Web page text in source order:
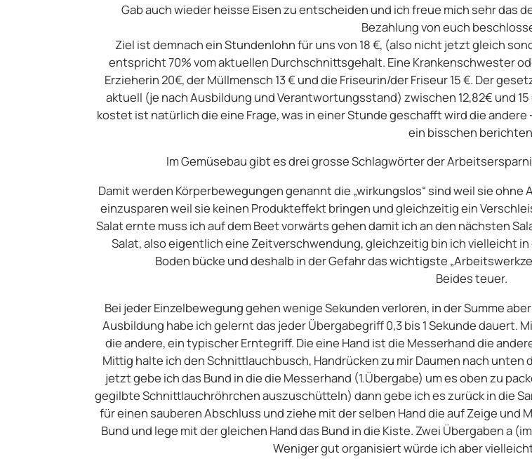
Gab auch wieder heisse Eisen zu entscheiden und ich freue mich sehr das
Bezahlung von euch
Ziel ist demnach ein Stundenlohn für uns von 18 €, (also nicht jetzt gleich
entspricht 70% vom aktuellen Durchschnittsgehalt. Eine Krankenschwester
Erzieherin 20€, der Müllmensch 13 € und die Friseurin/der Friseur 15 €. Der
aktuell (je nach Ausbildung und Verantwortungsstand) zwischen 12,82€ und
kostet ist natürlich die eine Frage, was in einer Stunde geschafft wird die
ein bisschen
Im Gemüsebau gibt es drei grosse Schlagwörter der
Damit werden Körperbewegungen genannt die „wirkungslos“ sind weil sie
einzusparen weil sie keinen Produkteffekt bringen und gleichzeitig ein
Salat ernte muss ich auf dem Beet vorwärts gehen damit ich an den nächsten
Salat, also eigentlich eine Zeitverschwendung, gleichzeitig bin ich vielleicht
Boden bücke und deshalb in der Gefahr das wichtigste
Beides teuer.
Bei jeder Einzelbewegung gehen wenige Sekunden verloren, in der Summe
Ausbildung habe ich gelernt das jeder Übergabegriff 0,3 bis 1 Sekunde dauert.
die andere, ein typischer Erntegriff. Die eine Hand ist die Messerhand die
Mittig halte ich den Schnittlauchbusch, Handrücken zu mir Daumen nach
jetzt gebe ich das Bund in die die Messerhand (1.Übergabe) um es oben zu
gegilbte Schnittlauchröhrchen auszuschütteln) dann gebe ich es zurück in die
für einen sauberen Abschluss und ziehe mit der selben Hand die auf Zeige und
Bund und lege mit der gleichen Hand das Bund in die Kiste. Zwei Übergaben a
Weniger gut organisiert würde ich aber